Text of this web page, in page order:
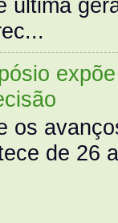
última
os
de 26